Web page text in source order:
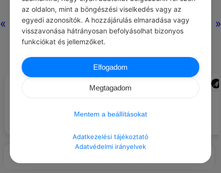
« »
#IDÉZETEK MOTIVÁCIÓ
Maga a vágy, hogy felfedezzünk
valamit – még akkor is, ha nem
vagy talán érdekesebb, mint a
feladatot eredményesen
ADMIN
az oldalon, mint a böngészési viselkedés vagy az
egyedi azonosítók. A hozzájárulás elmaradása vagy
visszavonása hátrányosan befolyásolhat bizonyos
funkciókat és jellemzőket.
Elfogadom
Megtagadom
Mentem a beállításokat
Adatkezelési tájékoztató
Adatvédelmi irányelvek